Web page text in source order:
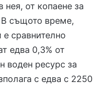
нея, от копаене за
В същото време,
е сравнително
едва 0,3% от
воден ресурс за
с едва с 2250